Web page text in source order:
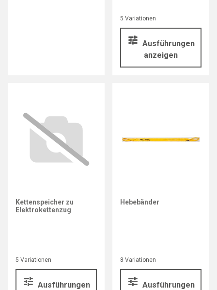
5 Variationen
Ausführungen
anzeigen
5 Variationen
Ausführungen
Kettenspeicher zu
Elektrokettenzug
8 Variationen
Ausführungen
Hebebänder